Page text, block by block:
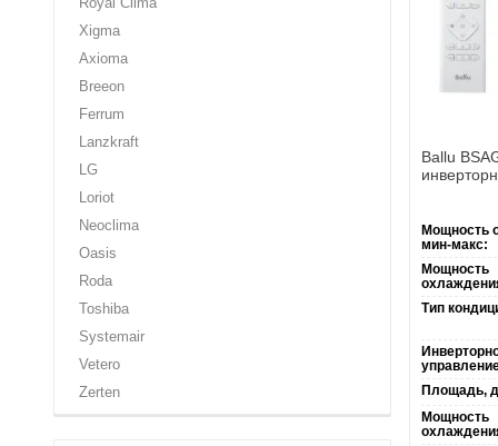
Xigma
Axioma
Breeon
Ferrum
Lanzkraft
LG
Loriot
Neoclima
Oasis
Roda
Toshiba
Systemair
Vetero
Zerten
Многие
при
Режим
диапазоне
(при
-
Ballu
Мощность
мин-макс:
Мощность
Тип
Площадь,
Мощность